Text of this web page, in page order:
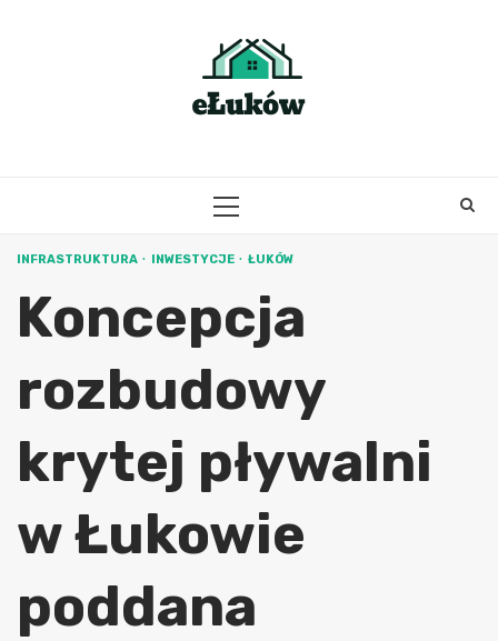
PRIMARY
INFRASTRUKTURA INWESTYCJE ŁUKÓW
Koncepcja
rozbudowy
krytej pływalni
w Łukowie
poddana